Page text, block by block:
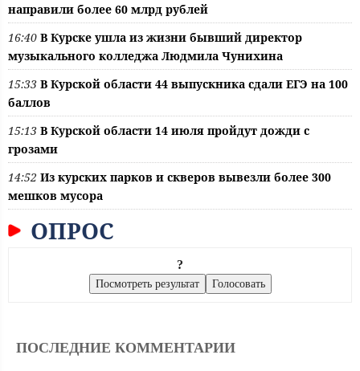
направили более 60 млрд рублей
16:40 В Курске ушла из жизни бывший директор
музыкального колледжа Людмила Чунихина
15:33 В Курской области 44 выпускника сдали ЕГЭ на 100
баллов
15:13 В Курской области 14 июля пройдут дожди с
грозами
14:52 Из курских парков и скверов вывезли более 300
мешков мусора
ОПРОС
?
ПОСЛЕДНИЕ КОММЕНТАРИИ